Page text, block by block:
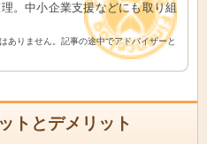
。中小企業支援などにも取り組
ありません。記事の途中でアドバイザーと
トとデメリット